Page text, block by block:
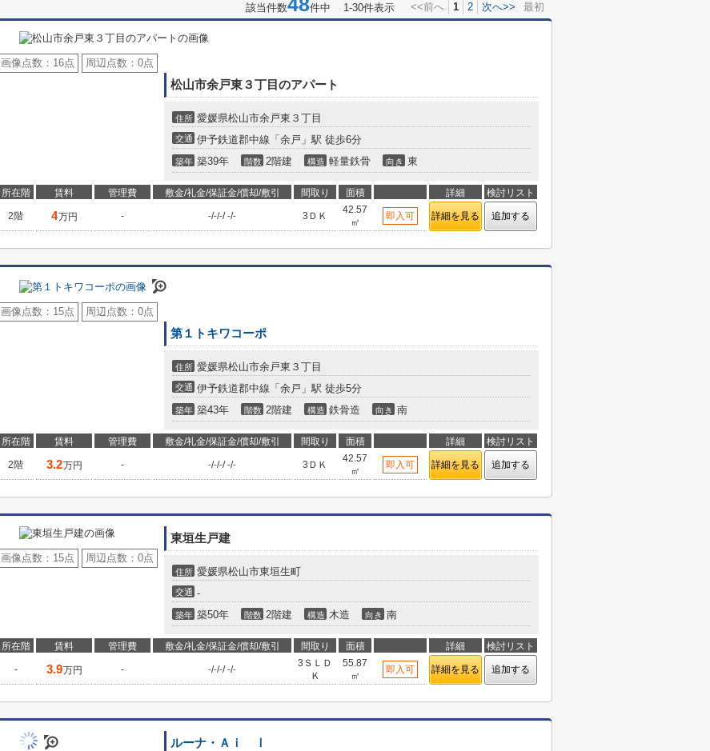
該当件数 件中 1-30件表示 <<前へ 1 2 次へ>> 最初
画像点数： 16点 周辺点数： 0点
松山市余戸東３丁目のアパート
住所 愛媛県松山市余戸東３丁目
交通 伊予鉄道郡中線「余戸」駅 徒歩6分
築年 築39年 階数 2階建 構造 軽量鉄骨 向き 東
所在階 賃料 管理費 敷金/礼金/保証金/償却/敷引 間取り 面積 詳細 検討リスト
2階 4万円 - -/-/-/-/- 3ＤＫ
42.57
㎡
即入可 詳細を見る 追加する
画像点数： 15点 周辺点数： 0点
第１トキワコーポ
住所 愛媛県松山市余戸東３丁目
交通 伊予鉄道郡中線「余戸」駅 徒歩5分
築年 築43年 階数 2階建 構造 鉄骨造 向き 南
所在階 賃料 管理費 敷金/礼金/保証金/償却/敷引 間取り 面積 詳細 検討リスト
2階 3.2万円 - -/-/-/-/- 3ＤＫ
42.57
㎡
即入可 詳細を見る 追加する
画像点数： 15点 周辺点数： 0点
東垣生戸建
住所 愛媛県松山市東垣生町
交通 -
築年 築50年 階数 2階建 構造 木造 向き 南
所在階 賃料 管理費 敷金/礼金/保証金/償却/敷引 間取り 面積 詳細 検討リスト
- 3.9万円 - -/-/-/-/-
3ＳＬＤ
Ｋ
55.87
㎡
即入可 詳細を見る 追加する
ルーナ・Ａｉ Ⅰ